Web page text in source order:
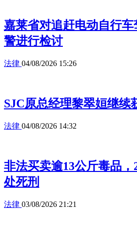
嘉莱省对追赶电动自行
警进行检讨
法律 04/08/2026 15:26
SJC原总经理黎翠姮继续
法律 04/08/2026 14:32
非法买卖逾13公斤毒品，
处死刑
法律 03/08/2026 21:21